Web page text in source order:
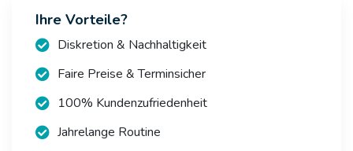
Ihre Vorteile?
Diskretion & Nachhaltigkeit
Faire Preise & Terminsicher
100% Kundenzufriedenheit
Jahrelange Routine